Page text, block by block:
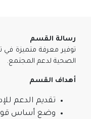
رسالة القسم
توفير معرفة متميزة في
الصحية لدعم المجتمع.
أهداف القسم
تقديم الدعم
وضع أساس